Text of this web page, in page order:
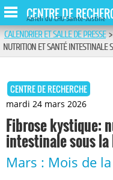
CENTRE DE
Azrieli du CHU Sainte-Justine
CALENDRIER ET SALLE DE PRESSE>
NUTRITION ET SANTÉ INTESTINALE
CENTRE DE RECHERCHE
mardi 24 mars 2026
Fibrose kystique:
intestinale sous la
Mars : Mois de